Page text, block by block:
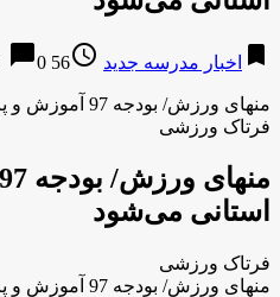
bookmark اخبار مدرسه جدید access_time
56 years ago
chat_bubble0
منهای ورزش/ بودجه 97 آموزش و پرورش استانی می‌شود
فرتاک ورزشی
استانی می‌شود
فرتاک ورزشی
منهای ورزش/ بودجه 97 آموزش و پرورش استانی می‌شود